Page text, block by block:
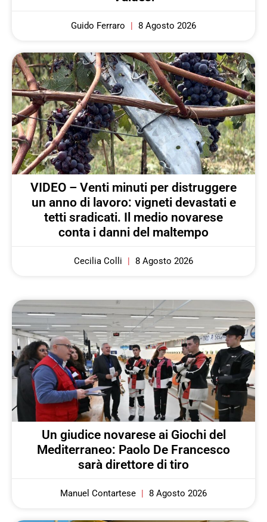
Guido Ferraro 8 Agosto 2026
VIDEO – Venti minuti per distruggere
un anno di lavoro: vigneti devastati e
tetti sradicati. Il medio novarese
conta i danni del maltempo
Cecilia Colli 8 Agosto 2026
Un giudice novarese ai Giochi del
Mediterraneo: Paolo De Francesco
sarà direttore di tiro
Manuel Contartese 8 Agosto 2026